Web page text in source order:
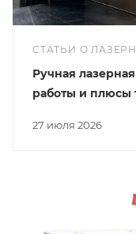
СТАТЬИ О
27 июля 2026
Ручная
работы и плюсы